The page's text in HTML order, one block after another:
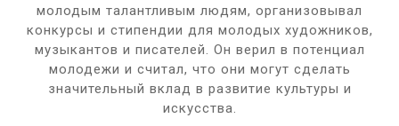
молодым талантливым людям, организовывал
конкурсы и стипендии для молодых художников,
музыкантов и писателей. Он верил в потенциал
молодежи и считал, что они могут сделать
значительный вклад в развитие культуры и
искусства.